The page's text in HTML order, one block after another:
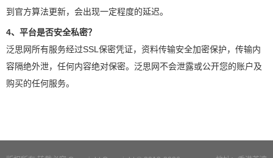
到官方算法更新，会出现一定程度的延迟。
4、平台是否安全私密？
泛思网所有服务经过SSL保密凭证，资料传输安全加密保护，传输内
容隔绝外泄，任何内容绝对保密。泛思网不会泄露或公开您的账户及
购买的任何服务。